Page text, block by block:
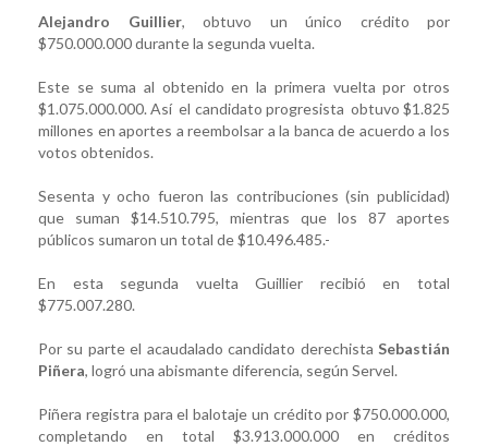
Alejandro Guillier, obtuvo un único crédito por
$750.000.000 durante la segunda vuelta.
Este se suma al obtenido en la primera vuelta por otros
$1.075.000.000. Así el candidato progresista obtuvo $1.825
millones en aportes a reembolsar a la banca de acuerdo a los
votos obtenidos.
Sesenta y ocho fueron las contribuciones (sin publicidad)
que suman $14.510.795, mientras que los 87 aportes
públicos sumaron un total de $10.496.485.-
En esta segunda vuelta Guillier recibió en total
$775.007.280.
Por su parte el acaudalado candidato derechista Sebastián
Piñera, logró una abismante diferencia, según Servel.
Piñera registra para el balotaje un crédito por $750.000.000,
completando en total $3.913.000.000 en créditos